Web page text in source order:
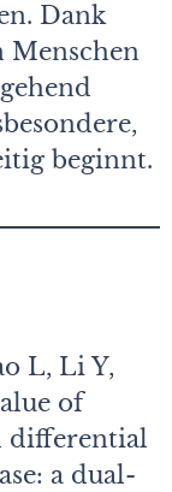
Dank
Menschen
beginnt.
L, Li Y,
of
differential
a dual-